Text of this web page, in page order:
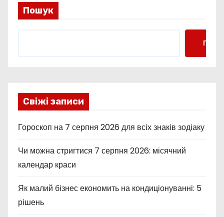
Пошук
Свіжі записи
Гороскоп на 7 серпня 2026 для всіх знаків зодіаку
Чи можна стригтися 7 серпня 2026: місячний
календар краси
Як малий бізнес економить на кондиціонуванні: 5
рішень